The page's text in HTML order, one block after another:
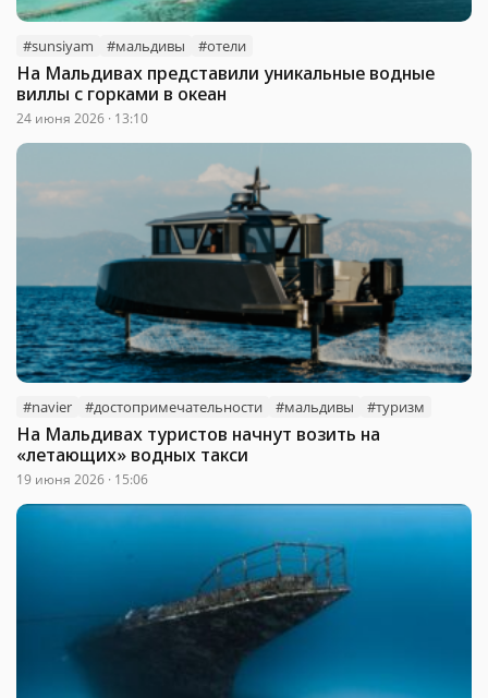
#sunsiyam #мальдивы #отели
На Мальдивах представили уникальные водные
виллы с горками в океан
24 июня 2026 · 13:10
#navier #достопримечательности #мальдивы #туризм
На Мальдивах туристов начнут возить на
«летающих» водных такси
19 июня 2026 · 15:06